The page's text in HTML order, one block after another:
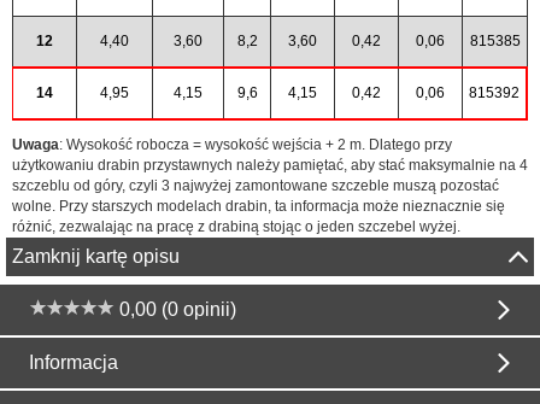
12 4,40 3,60 8,2 3,60 0,42 0,06 815385
14 4,95 4,15 9,6 4,15 0,42 0,06 815392
Uwaga: Wysokość robocza = wysokość wejścia + 2 m. Dlatego przy
użytkowaniu drabin przystawnych należy pamiętać, aby stać maksymalnie na 4
szczeblu od góry, czyli 3 najwyżej zamontowane szczeble muszą pozostać
wolne. Przy starszych modelach drabin, ta informacja może nieznacznie się
różnić, zezwalając na pracę z drabiną stojąc o jeden szczebel wyżej.
Zamknij kartę opisu
0,00 (0 opinii)
Informacja